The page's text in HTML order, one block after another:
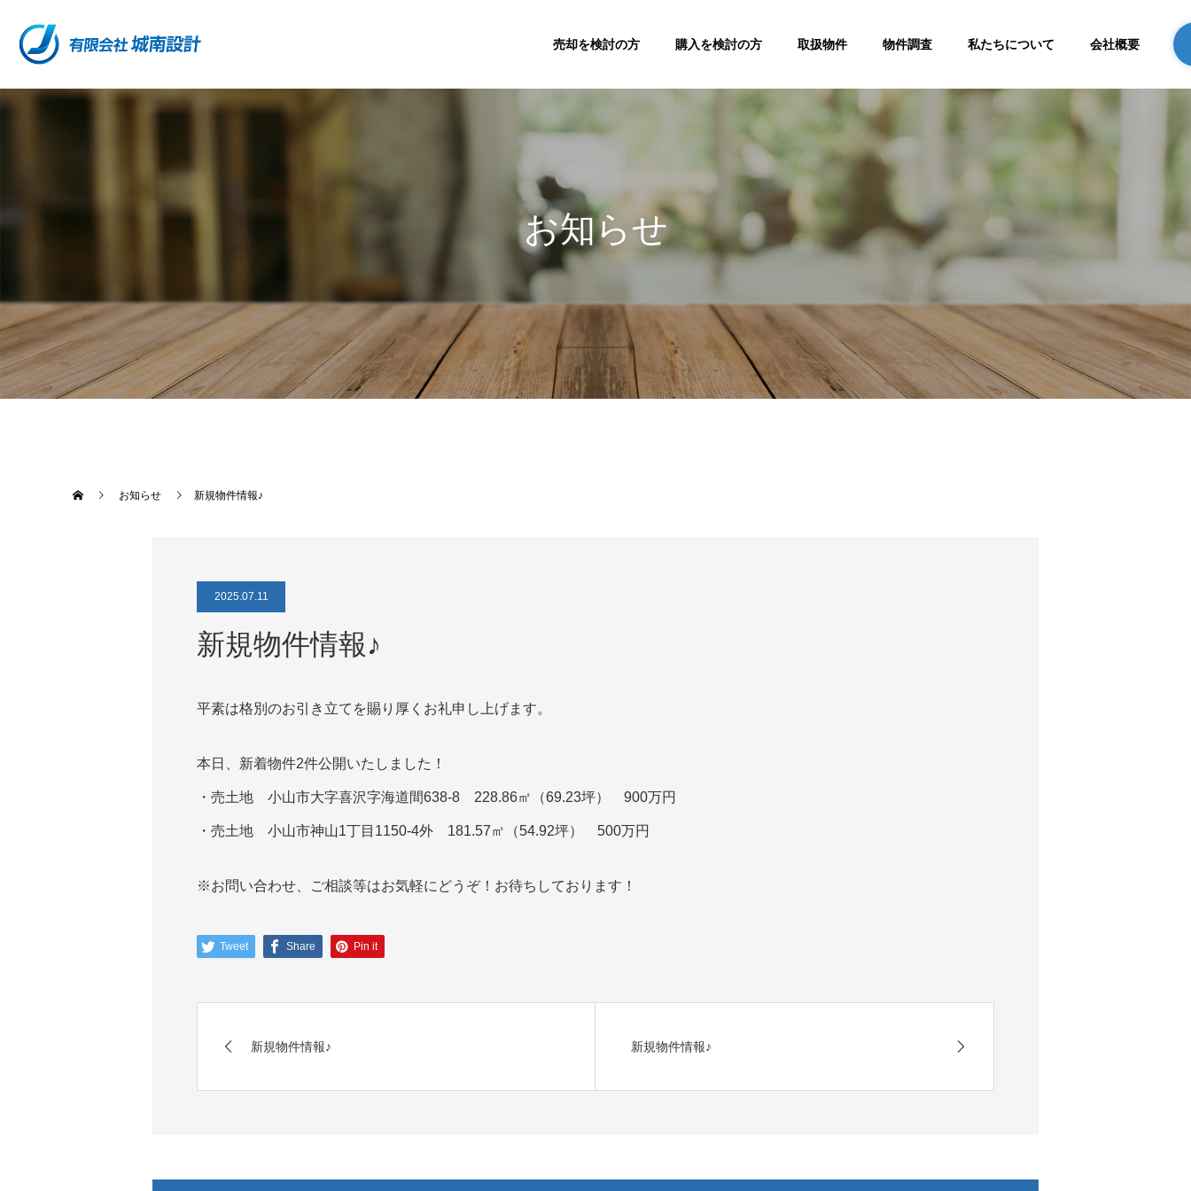
売却を検討の方 購入を検討の方 取扱物件 物件調査 私たちについて 会社概要
お知らせ
お知らせ 新規物件情報♪
2025.07.11
新規物件情報♪
平素は格別のお引き立てを賜り厚くお礼申し上げます。
本日、新着物件2件公開いたしました！
・売土地 小山市大字喜沢字海道間638-8 228.86㎡（69.23坪） 900万円
・売土地 小山市神山1丁目1150-4外 181.57㎡（54.92坪） 500万円
※お問い合わせ、ご相談等はお気軽にどうぞ！お待ちしております！
Tweet Share Pin it
新規物件情報♪ 新規物件情報♪